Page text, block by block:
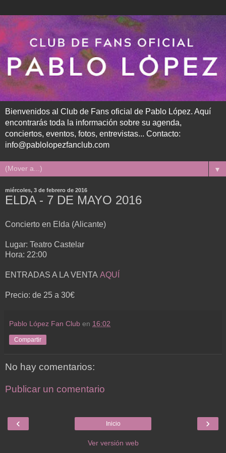
Bienvenidos al Club de Fans oficial de Pablo López. Aquí
encontrarás toda la información sobre su agenda,
conciertos, eventos, fotos, entrevistas... Contacto:
info@pablolopezfanclub.com
▼
miércoles, 3 de febrero de 2016
ELDA - 7 DE MAYO 2016
Concierto en Elda (Alicante)
Lugar: Teatro Castelar
Hora: 22:00
ENTRADAS A LA VENTA AQUÍ
Precio: de 25 a 30€
Pablo López Fan Club en 16:02
Compartir
No hay comentarios:
Publicar un comentario
‹ ›
Inicio
Ver versión web